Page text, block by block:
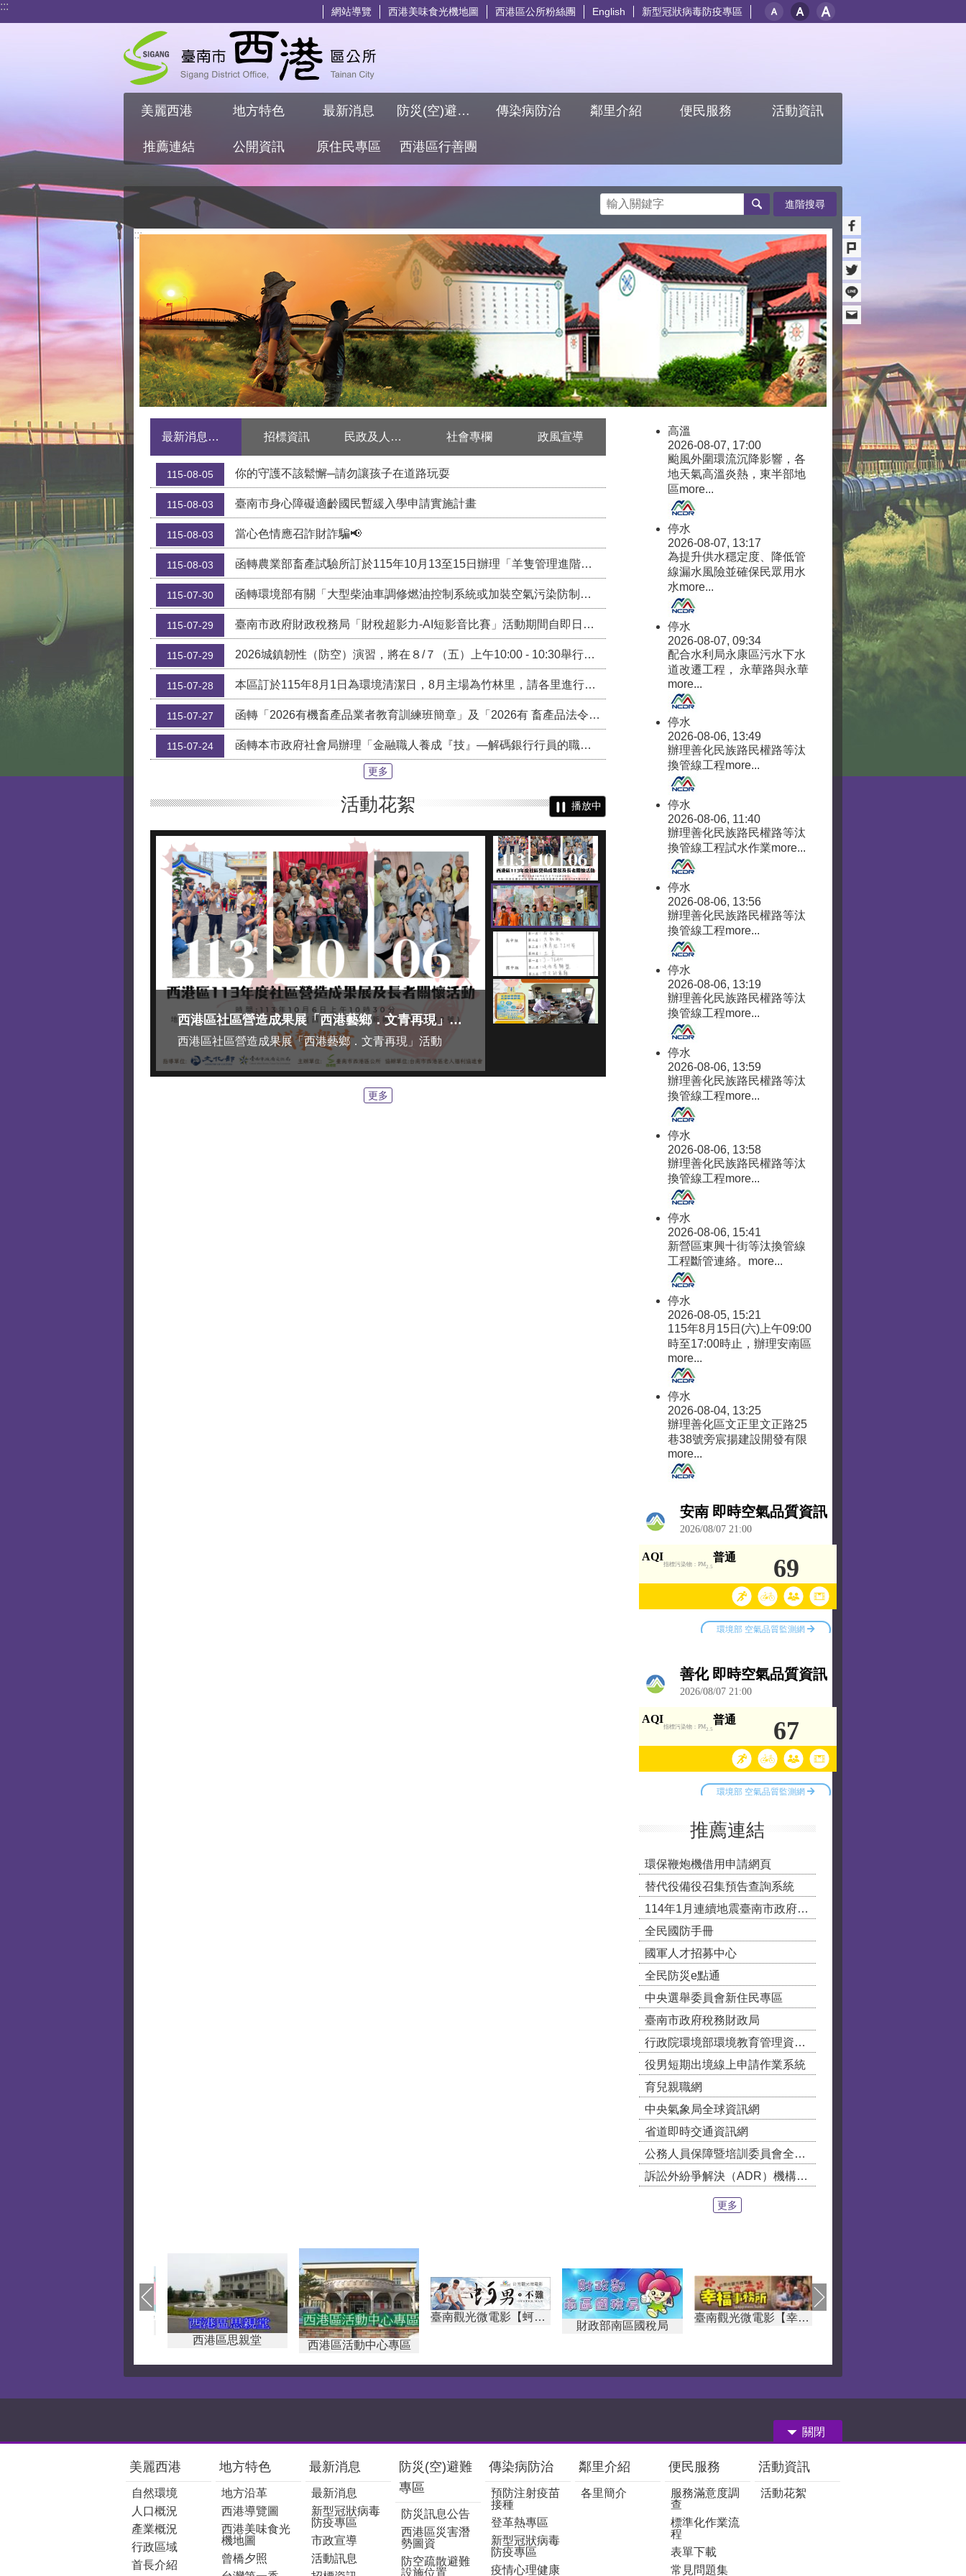
跳到主要內容區塊
::: 網站導覽 西港美味食光機地圖 西港區公所粉絲團 English 新型冠狀病毒防疫專區
美麗西港 地方特色 最新消息 防災(空)避難專區 傳染病防治 鄰里介紹 便民服務 活動資訊
推薦連結 公開資訊 原住民專區 西港區行善團
搜尋 進階搜尋
:::
最新消息公告 招標資訊 民政及人文課專欄 社會專欄 政風宣導
115-08-05 你的守護不該鬆懈─請勿讓孩子在道路玩耍
115-08-03 臺南市身心障礙適齡國民暫緩入學申請實施計畫
115-08-03 當心色情應召詐財詐騙📢
115-08-03 函轉農業部畜產試驗所訂於115年10月13至15日辦理「羊隻管理進階選修班」，請查照。
115-07-30 函轉環境部有關「大型柴油車調修燃油控制系統或加裝空氣污染防制設備補助辦法」申請補助宣導資訊
115-07-29 臺南市政府財政稅務局「財稅超影力-AI短影音比賽」活動期間自即日起至115年9月30日止
115-07-29 2026城鎮韌性（防空）演習，將在８/７（五）上午10:00 - 10:30舉行，屆時將執行車輛、行人、門窗(簾)管制
115-07-28 本區訂於115年8月1日為環境清潔日，8月主場為竹林里，請各里進行環境清理工作，一起巡、倒、清、刷，清除孳生源防治登革熱。
115-07-27 函轉「2026有機畜產品業者教育訓練班簡章」及「2026有 畜產品法令宣導研討會簡章」各1份，請查照。
115-07-24 函轉本市政府社會局辦理「金融職人養成『技』—解碼銀行行員的職場日常」活動，請符合資格民眾踴躍報名參與!
更多
播放中
活動花絮
西港區社區營造成果展「西港藝鄉．文青再現」活動
高溫
2026-08-07, 17:00
颱風外圍環流沉降影響，各
地天氣高溫炎熱，東半部地
區more...
停水
2026-08-07, 13:17
為提升供水穩定度、降低管
線漏水風險並確保民眾用水
水more...
停水
2026-08-07, 09:34
配合水利局永康區污水下水
道改遷工程， 永華路與永華
more...
停水
2026-08-06, 13:49
辦理善化民族路民權路等汰
換管線工程more...
停水
2026-08-06, 11:40
辦理善化民族路民權路等汰
換管線工程試水作業more...
停水
2026-08-06, 13:56
辦理善化民族路民權路等汰
換管線工程more...
停水
2026-08-06, 13:19
辦理善化民族路民權路等汰
換管線工程more...
停水
2026-08-06, 13:59
辦理善化民族路民權路等汰
換管線工程more...
停水
2026-08-06, 13:58
辦理善化民族路民權路等汰
換管線工程more...
停水
2026-08-06, 15:41
新營區東興十街等汰換管線
工程斷管連絡。 more...
停水
2026-08-05, 15:21
115年8月15日(六)上午09:00
時至17:00時止，辦理安南區
more...
停水
2026-08-04, 13:25
辦理善化區文正里文正路25
巷38號旁宸揚建設開發有限
more...
推薦連結
環保鞭炮機借用申請網頁
替代役備役召集預告查詢系統
114年1月連續地震臺南市政府扶助措施
全民國防手冊
國軍人才招募中心
全民防災e點通
中央選舉委員會新住民專區
臺南市政府稅務財政局
行政院環境部環境教育管理資訊系統
役男短期出境線上申請作業系統
育兒親職網
中央氣象局全球資訊網
省道即時交通資訊網
公務人員保障暨培訓委員會全球資訊網
訴訟外紛爭解決（ADR）機構查詢平台
更多
西港區思親堂 西港區活動中心專區
臺南觀光微電影【蚵男。不難】
財政部南區國稅局
臺南觀光微電影【幸福事務所】
關閉
美麗西港
自然環境
人口概況
產業概況
行政區域
首長介紹
地方特色
地方沿革
西港導覽圖
西港美味食光
機地圖
曾橋夕照
最新消息
最新消息
新型冠狀病毒
防疫專區
市政宣導
活動訊息
防災(空)避難
專區
防災訊息公告
西港區災害潛
勢圖資
防空疏散避難
設施位置
傳染病防治
預防注射疫苗
接種
登革熱專區
新型冠狀病毒
防疫專區
疫情心理健康
鄰里介紹
各里簡介
便民服務
服務滿意度調
查
標準化作業流
程
表單下載
常見問題集
活動資訊
活動花絮